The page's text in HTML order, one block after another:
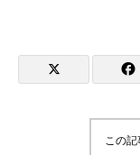
この